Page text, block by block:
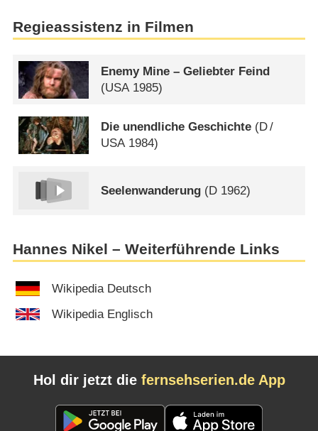
Regieassistenz in Filmen
Enemy Mine – Geliebter Feind
(USA1985)
Die unendliche Geschichte (D/
USA1984)
Seelenwanderung (D 1962)
Hannes Nikel – Weiterführende Links
Wikipedia Deutsch
Wikipedia Englisch
Hol dir jetzt die fernsehserien.de App